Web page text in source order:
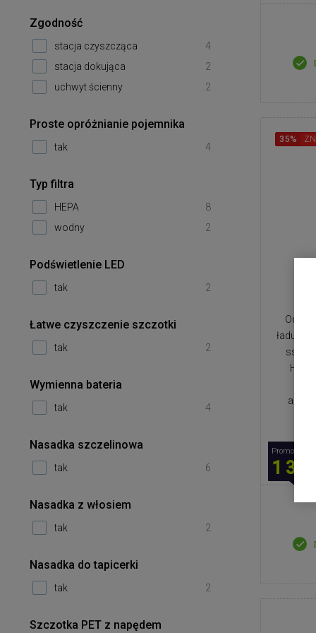
H13,
35%
Promocyjna
1
Zgodność
stacja czyszcząca
4
stacja dokująca
2
uchwyt ścienny
2
Proste opróżnianie pojemnika
tak 4
Typ filtra
HEPA
8
wodny
2
Podświetlenie LED
tak 2
Łatwe czyszczenie szczotki
tak 2
Wymienna bateria
tak 4
Nasadka szczelinowa
tak 6
Nasadka z włosiem
tak 2
Nasadka do tapicerki
tak 2
Szczotka PET z napędem